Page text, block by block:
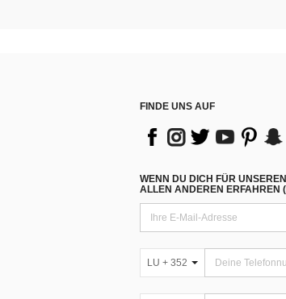
FINDE UNS AUF
WENN DU DICH FÜR
ALLEN ANDEREN ERFAHREN
LU + 352